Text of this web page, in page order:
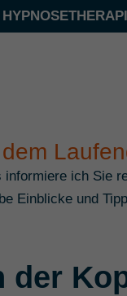
ich Sie
Einblicke und
der